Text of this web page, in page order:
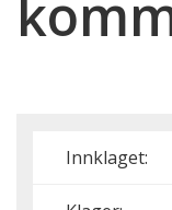
Innklaget: